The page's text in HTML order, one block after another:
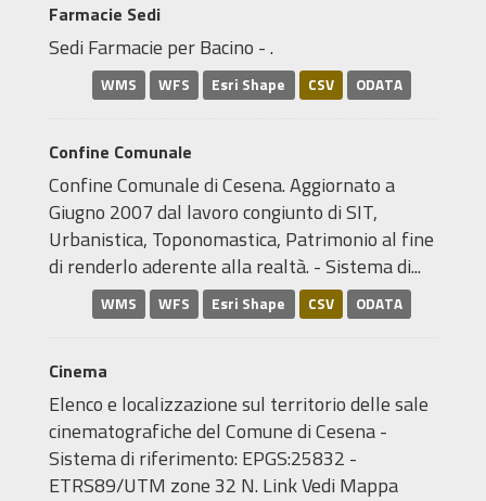
Farmacie Sedi
Sedi Farmacie per Bacino - .
WMS WFS Esri Shape CSV ODATA
Confine Comunale
Confine Comunale di Cesena. Aggiornato a
Giugno 2007 dal lavoro congiunto di SIT,
Urbanistica, Toponomastica, Patrimonio al fine
di renderlo aderente alla realtà. - Sistema di...
WMS WFS Esri Shape CSV ODATA
Cinema
Elenco e localizzazione sul territorio delle sale
cinematografiche del Comune di Cesena -
Sistema di riferimento: EPGS:25832 -
ETRS89/UTM zone 32 N. Link Vedi Mappa